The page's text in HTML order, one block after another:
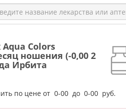
Colors
ношения (-0,00 2
Ирбита
по цене от 0-00 до 0-00 руб.